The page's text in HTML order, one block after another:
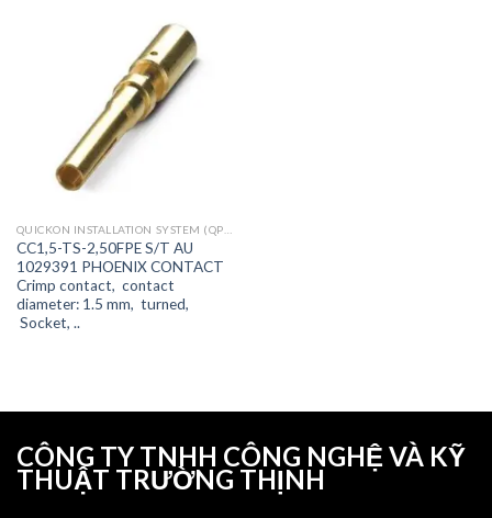
QUICKON INSTALLATION SYSTEM (QPD)
CC1,5-TS-2,50FPE S/T AU
1029391 PHOENIX CONTACT
Crimp contact, contact
diameter: 1.5 mm, turned,
Socket, ..
CÔNG TY TNHH CÔNG NGHỆ VÀ KỸ
THUẬT TRƯỜNG THỊNH